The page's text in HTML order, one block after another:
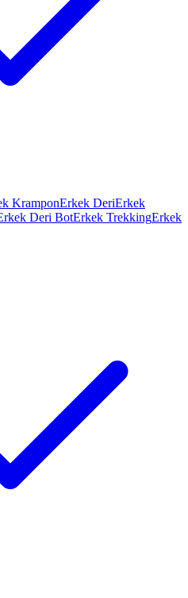
KramponErkek DeriErkek
Deri BotErkek TrekkingErkek